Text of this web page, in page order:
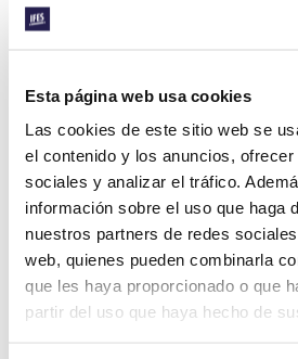
Esta página web usa cookies
Las cookies de este sitio web se
el contenido y los anuncios,
sociales y analizar el tráfico.
información sobre el uso que haga
nuestros partners de redes
web, quienes pueden combinarla
que les haya proporcionado o que
partir del uso que haya hecho de
núcleo de UNPAZ sea un
a los estudiantes
planeado lanzar un
secundarias en febrero,
Same. Ora para que haya
corazones dispuestos.
Compartir: FacebookWhatsApp
« Historia